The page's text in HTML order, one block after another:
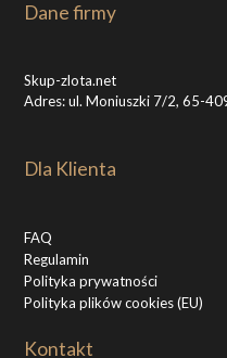
Dane firmy
Skup-zlota.net
Adres: ul. Moniuszki 7/2, 65-
Dla Klienta
FAQ
Regulamin
Polityka prywatności
Polityka plików cookies (EU)
Kontakt